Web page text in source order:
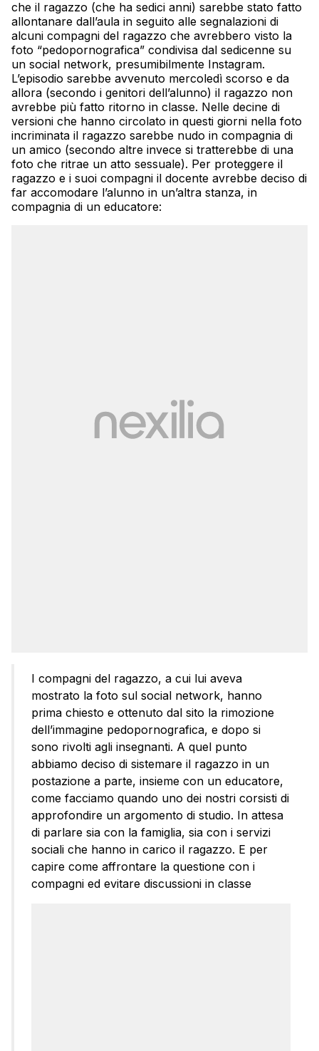
che il ragazzo (che ha sedici anni) sarebbe stato fatto
allontanare dall’aula in seguito alle segnalazioni di
alcuni compagni del ragazzo che avrebbero visto la
foto “pedopornografica” condivisa dal sedicenne su
un social network, presumibilmente Instagram.
L’episodio sarebbe avvenuto mercoledì scorso e da
allora (secondo i genitori dell’alunno) il ragazzo non
avrebbe più fatto ritorno in classe. Nelle decine di
versioni che hanno circolato in questi giorni nella foto
incriminata il ragazzo sarebbe nudo in compagnia di
un amico (secondo altre invece si tratterebbe di una
foto che ritrae un atto sessuale). Per proteggere il
ragazzo e i suoi compagni il docente avrebbe deciso di
far accomodare l’alunno in un’altra stanza, in
compagnia di un educatore:
I compagni del ragazzo, a cui lui aveva
mostrato la foto sul social network, hanno
prima chiesto e ottenuto dal sito la rimozione
dell’immagine pedopornografica, e dopo si
sono rivolti agli insegnanti. A quel punto
abbiamo deciso di sistemare il ragazzo in un
postazione a parte, insieme con un educatore,
come facciamo quando uno dei nostri corsisti di
approfondire un argomento di studio. In attesa
di parlare sia con la famiglia, sia con i servizi
sociali che hanno in carico il ragazzo. E per
capire come affrontare la questione con i
compagni ed evitare discussioni in classe